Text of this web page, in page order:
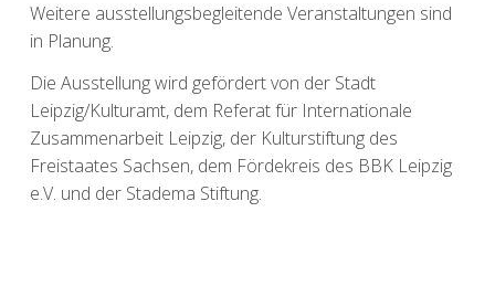
Weitere ausstellungsbegleitende Veranstaltungen sind
in Planung.
Die Ausstellung wird gefördert von der Stadt
Leipzig/Kulturamt, dem Referat für Internationale
Zusammenarbeit Leipzig, der Kulturstiftung des
Freistaates Sachsen, dem Fördekreis des BBK Leipzig
e.V. und der Stadema Stiftung.